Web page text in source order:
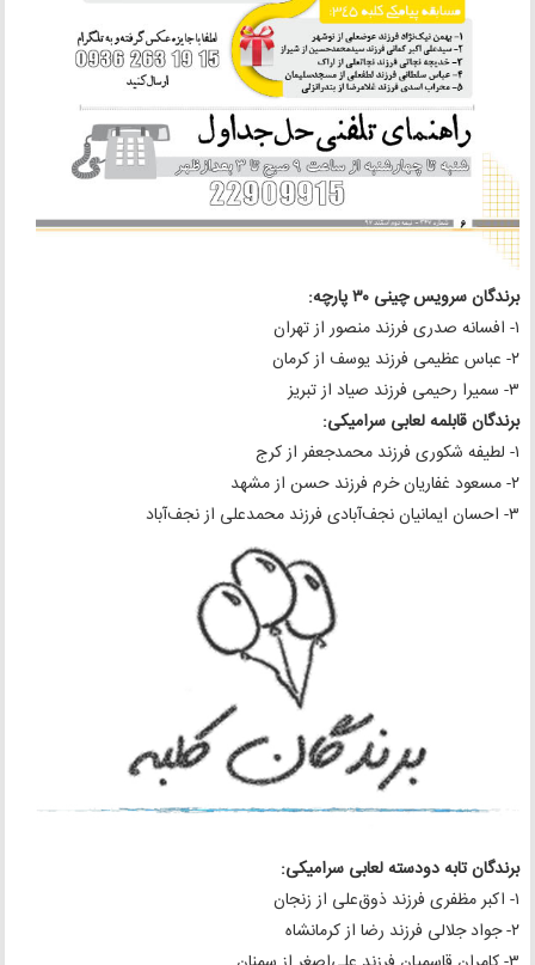
برندگان سرویس چینی ۳۰ پارچه:
۱- افسانه صدری فرزند منصور از تهران
۲- عباس عظیمی فرزند یوسف از کرمان
۳- سمیرا رحیمی فرزند صیاد از تبریز
برندگان قابلمه لعابی سرامیکی:
۱- لطیفه شکوری فرزند محمدجعفر از کرج
۲- مسعود غفاریان خرم فرزند حسن از مشهد
۳- احسان ایمانیان نجف‌آبادی فرزند محمدعلی از نجف‌آباد
برندگان تابه دودسته لعابی سرامیکی:
۱- اکبر مظفری فرزند ذوق‌علی از زنجان
۲- جواد جلالی فرزند رضا از کرمانشاه